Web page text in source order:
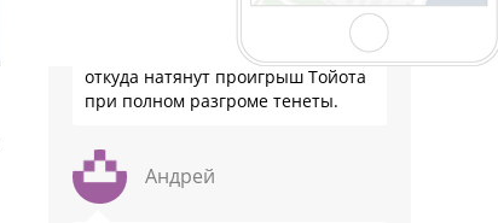
Отсутствует подписка? Иначе
откуда натянут проигрыш Тойота
при полном разгроме тенеты.
Андрей